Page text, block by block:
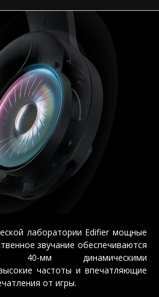
лаборатории Edifier мощные
звучание обеспечиваются
40-мм динамическими
частоты и впечатляющие
от игры.